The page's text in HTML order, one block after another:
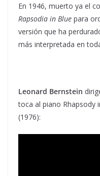
En 1946, muerto ya el
Rapsodia in Blue para
versión que ha
más interpretada en
Leonard Bernstein
toca al piano Rhapsody
(1976):